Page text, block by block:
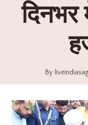
दिनभर
By